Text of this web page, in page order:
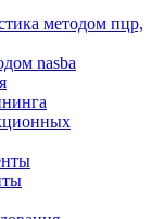
методом пцр,
nasba